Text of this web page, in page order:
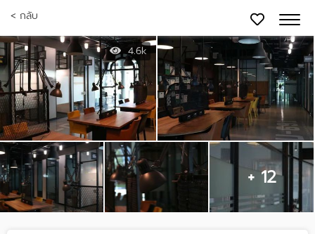
< กลับ
4.6k
+ 12